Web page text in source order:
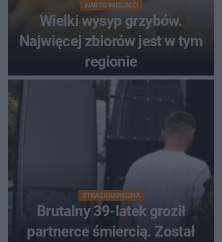
WARTO WIEDZIEĆ!
Wielki wysyp grzybów.
Najwięcej zbiorów jest w tym
regionie
STRAŻ GRANICZNA
Brutalny 39-latek groził
partnerce śmiercią. Został